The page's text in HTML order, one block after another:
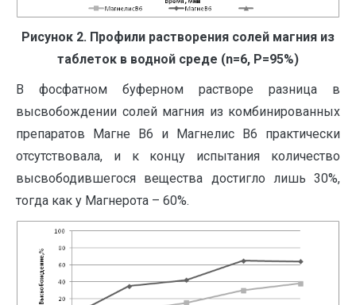
Рисунок 2. Профили растворения солей магния из
таблеток в водной среде (n=6, P=95%)
В фосфатном буферном растворе разница в
высвобождении солей магния из комбинированных
препаратов Магне В6 и Магнелис В6 практически
отсутствовала, и к концу испытания количество
высвободившегося вещества достигло лишь 30%,
тогда как у Магнерота – 60%.